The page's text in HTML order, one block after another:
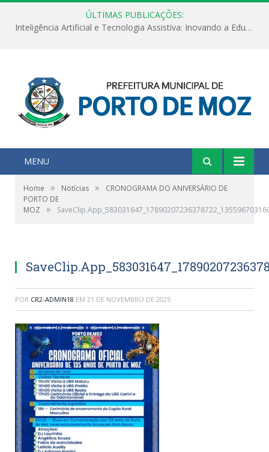
ÚLTIMAS PUBLICAÇÕES:
Inteligência Artificial e Tecnologia Assistiva: Inovando a Educação Especial e Inclusiva
MENU
Home » Notícias »
CRONOGRAMA DO ANIVERSÁRIO DE
PORTO DE
MOZ
»
POR CR2-ADMIN18 EM 21 DE NOVEMBRO DE 2025